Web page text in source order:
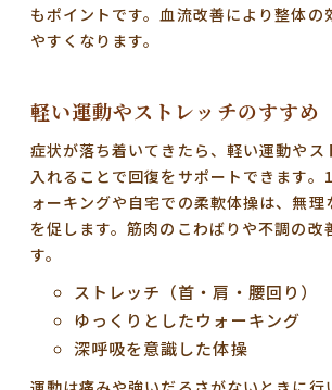
もポイントです。血流改善により整体の
やすくなります。
軽い運動やストレッチのすすめ
症状が落ち着いてきたら、 軽い運動やス
入れることで回復をサポートできます。
ォーキングや自宅での柔軟体操は、無理
を促します。筋肉のこわばりや不調の改
す。
ストレッチ（首・肩・腰回り）
ゆっくりとしたウォーキング
深呼吸を意識した体操